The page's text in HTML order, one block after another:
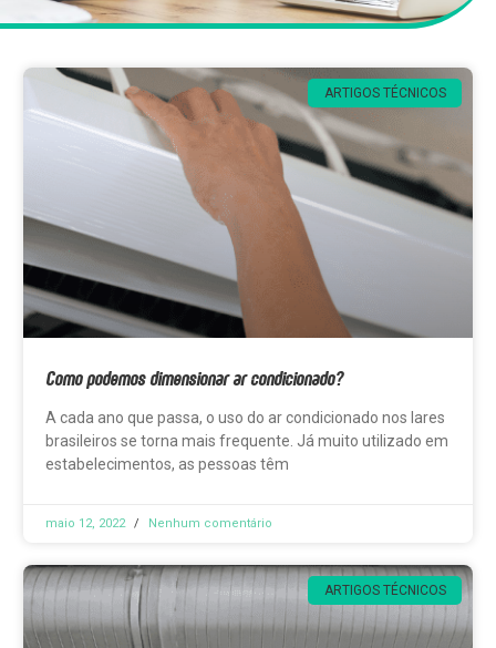
ARTIGOS TÉCNICOS
Como podemos dimensionar ar condicionado?
A cada ano que passa, o uso do ar condicionado nos lares
brasileiros se torna mais frequente. Já muito utilizado em
estabelecimentos, as pessoas têm
maio 12, 2022 Nenhum comentário
ARTIGOS TÉCNICOS